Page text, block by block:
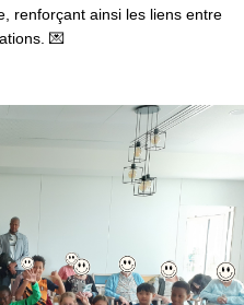
renforçant ainsi les liens entre
💌